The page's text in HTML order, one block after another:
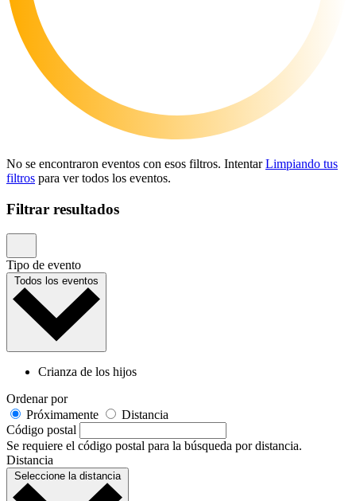
No se encontraron eventos con esos filtros. IntentarLimpiando tus
filtros para ver todos los eventos.
Filtrar resultados
Tipo de evento
Todos los eventos
Crianza de los hijos
Ordenar por
Próximamente
Distancia
Código postal
Se requiere el código postal para la búsqueda por distancia.
Distancia
Seleccione la distancia